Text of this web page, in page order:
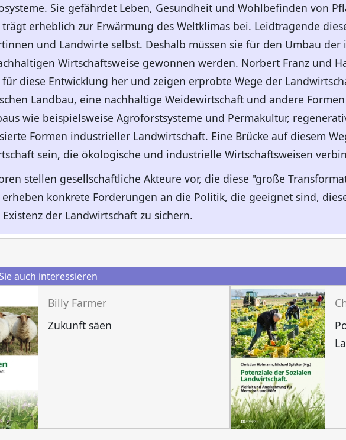
Sie gefährdet Leben, Gesundheit und Wohlbefinden von
trägt erheblich zur Erwärmung des Weltklimas bei. Leidtragende
und Landwirte selbst. Deshalb müssen sie für den Umbau
Wirtschaftsweise gewonnen werden. Norbert Franz und
diese Entwicklung her und zeigen erprobte Wege der
Landbau, eine nachhaltige Weidewirtschaft und andere
wie beispielsweise Agroforstsysteme und Permakultur,
Formen industrieller Landwirtschaft. Eine Brücke auf diesem
sein, die ökologische und industrielle Wirtschaftsweisen
stellen gesellschaftliche Akteure vor, die diese "große
erheben konkrete Forderungen an die Politik, die geeignet sind,
der Landwirtschaft zu sichern.
auch interessieren
Billy Farmer
Zukunft säen